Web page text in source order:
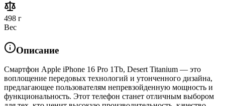
498 г
Вес
Описание
Смартфон Apple iPhone 16 Pro 1Tb, Desert Titanium — это
воплощение передовых технологий и утонченного дизайна,
предлагающее пользователям непревзойденную мощность и
функциональность. Этот телефон станет отличным выбором